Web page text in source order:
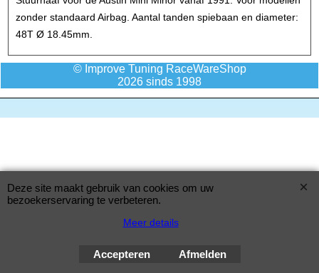
zonder standaard Airbag. Aantal tanden spiebaan en diameter:
48T Ø 18.45mm.
© Improve Tuning RaceWareShop
2026 sinds 1998
Deze site maakt gebruik van cookies om uw
bezoekerservaring te verbeteren.
Meer details
Accepteren Afmelden